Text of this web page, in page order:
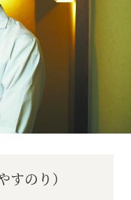
のり）